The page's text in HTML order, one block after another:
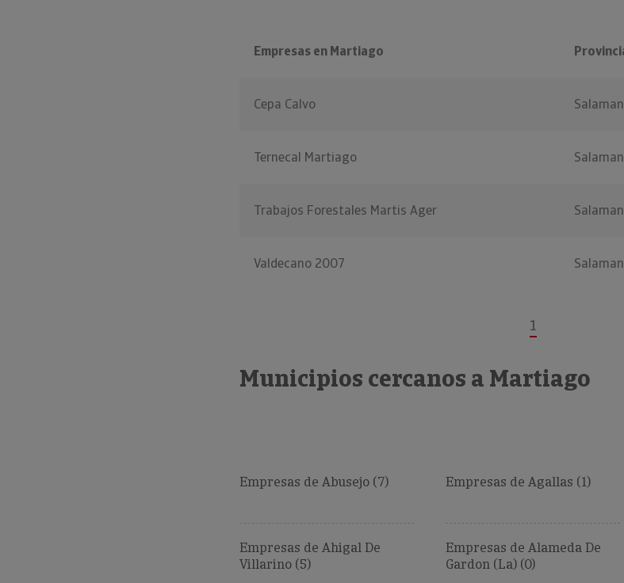
Empresas en Martiago
Cepa Calvo
Ternecal Martiago
Trabajos Forestales Martis Ager
Valdecano 2007
1
Municipios cercanos a Martiago
Empresas de Abusejo (7) Empresas de Agallas (1)
Empresas de Ahigal De
Villarino (5)
Empresas de Alameda De
Gardon (La) (0)